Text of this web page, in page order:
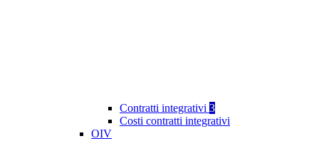
Contratti integrativi 3
Costi contratti integrativi
OIV